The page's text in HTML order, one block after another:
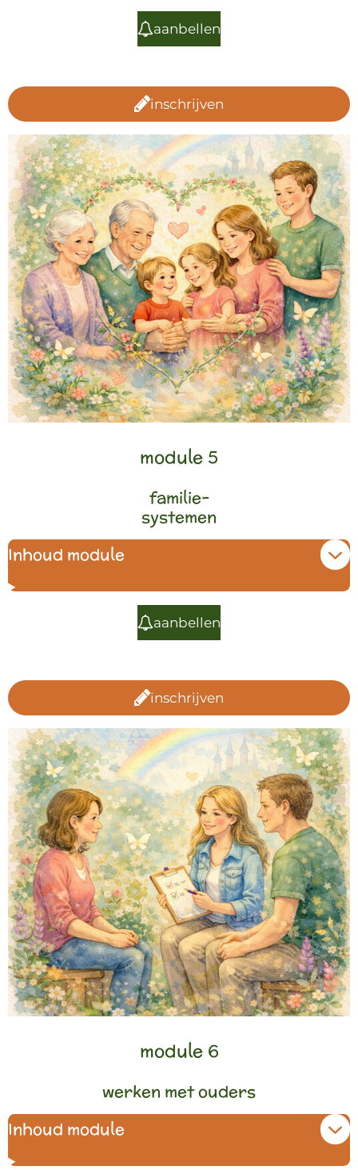
aanbellen
inschrijven
module 5
familie-
systemen
Inhoud module
aanbellen
inschrijven
module 6
werken met ouders
Inhoud module